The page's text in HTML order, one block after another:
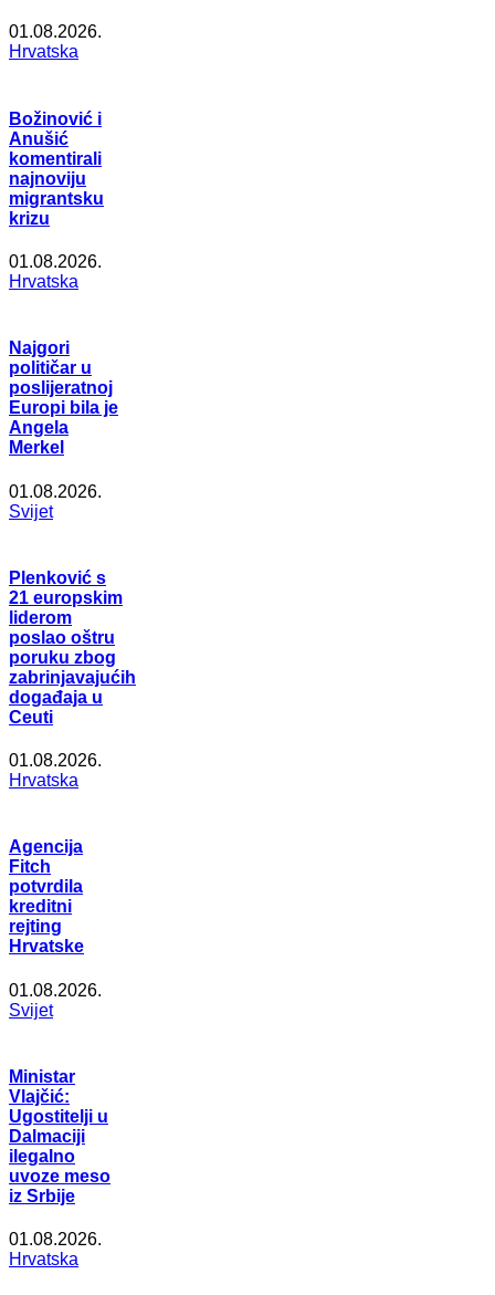
01.08.2026.
Hrvatska
Božinović i
Anušić
komentirali
najnoviju
migrantsku
krizu
01.08.2026.
Hrvatska
Najgori
političar u
poslijeratnoj
Europi bila je
Angela
Merkel
01.08.2026.
Svijet
Plenković s
21 europskim
liderom
poslao oštru
poruku zbog
zabrinjavajućih
događaja u
Ceuti
01.08.2026.
Hrvatska
Agencija
Fitch
potvrdila
kreditni
rejting
Hrvatske
01.08.2026.
Svijet
Ministar
Vlajčić:
Ugostitelji u
Dalmaciji
ilegalno
uvoze meso
iz Srbije
01.08.2026.
Hrvatska